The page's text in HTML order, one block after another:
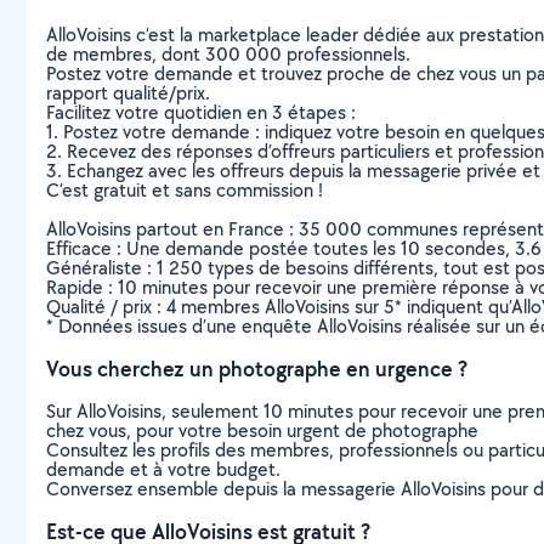
AlloVoisins c’est la marketplace leader dédiée aux
de membres, dont 300 000 professionnels.
Postez votre demande et trouvez proche de chez vous un
rapport qualité/prix.
Facilitez votre quotidien en 3 étapes :
1. Postez votre demande : indiquez votre besoin en
2. Recevez des réponses d’offreurs particuliers et
3. Echangez avec les offreurs depuis la messagerie privée
C’est gratuit et sans commission !
AlloVoisins partout en France : 35 000 communes
Efficace : Une demande postée toutes les 10 secondes,
Généraliste : 1 250 types de besoins différents, tout est
Rapide : 10 minutes pour recevoir une première réponse à
Qualité / prix : 4 membres AlloVoisins sur 5* indiquent
* Données issues d’une enquête AlloVoisins réalisée sur
Vous cherchez un photographe en urgence ?
Sur AlloVoisins, seulement 10 minutes pour recevoir une
chez vous, pour votre besoin urgent de photographe
Consultez les profils des membres, professionnels ou
demande et à votre budget.
Conversez ensemble depuis la messagerie AlloVoisins
Est-ce que AlloVoisins est gratuit ?